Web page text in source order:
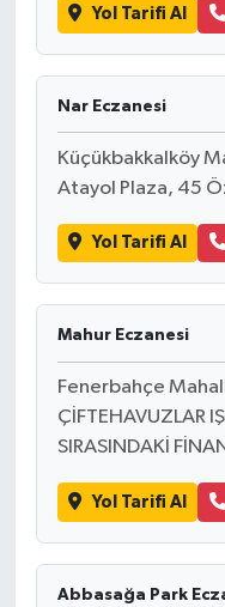
Yol Tarifi Al
Nar Eczanesi
Küçükbakkalköy
Atayol Plaza, 45
Yol Tarifi Al
Mahur Eczanesi
Fenerbahçe
ÇİFTEHAVUZLAR
SIRASINDAKİ
Yol Tarifi Al
Abbasağa Park